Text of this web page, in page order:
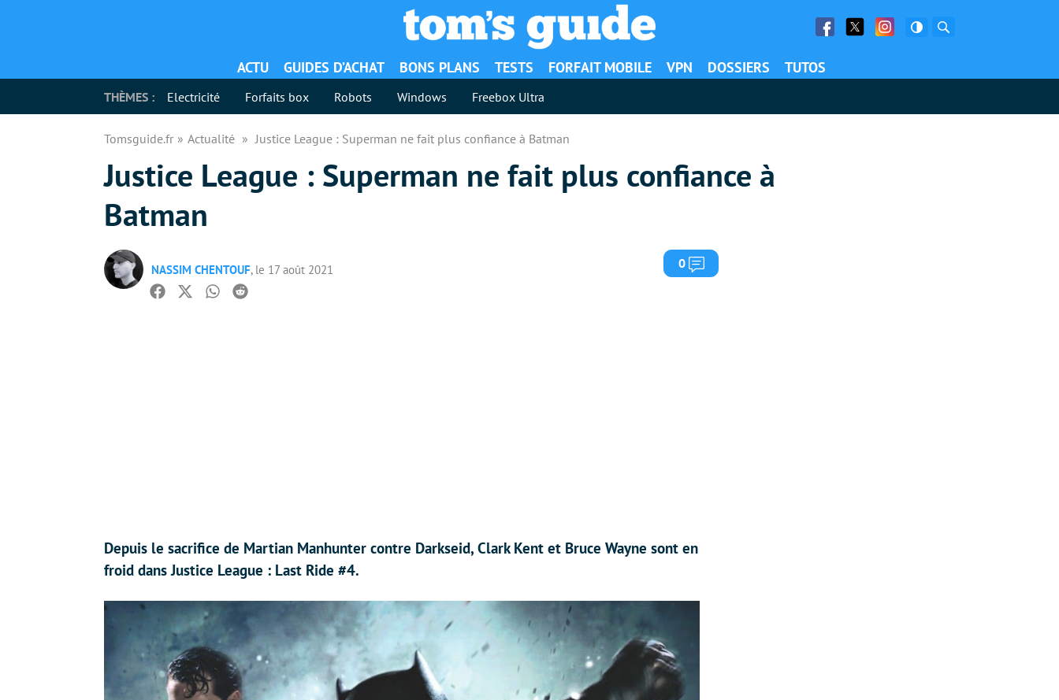
Facebook
Twitter Facebook
ACTU GUIDES D’ACHAT BONS PLANS TESTS FORFAIT MOBILE VPN DOSSIERS TUTOS
THÈMES : Electricité Forfaits box Robots Windows Freebox Ultra
Tomsguide.fr Actualité Justice League : Superman ne fait plus confiance à Batman
Justice League : Superman ne fait plus confiance à
Batman
NASSIM CHENTOUF, le 17 août 2021 0 Commentaires
Facebook
TwitterWhatsapp
Reddit
Depuis le sacrifice de Martian Manhunter contre Darkseid, Clark Kent et Bruce Wayne sont en
froid dans Justice League : Last Ride #4.